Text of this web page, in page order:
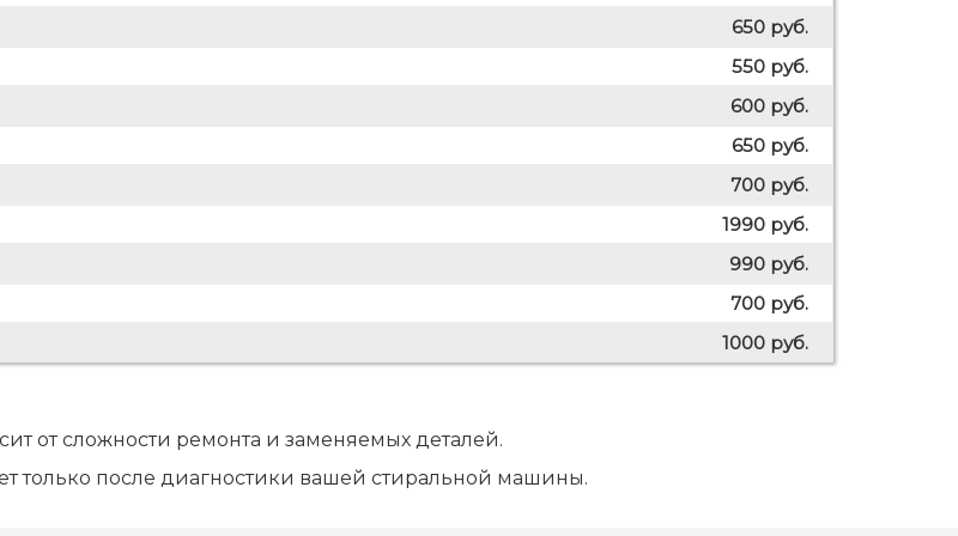
650 руб.
550 руб.
600 руб.
650 руб.
700 руб.
1990 руб.
990 руб.
700 руб.
1000 руб.
от сложности ремонта и заменяемых деталей.
только после диагностики вашей стиральной машины.